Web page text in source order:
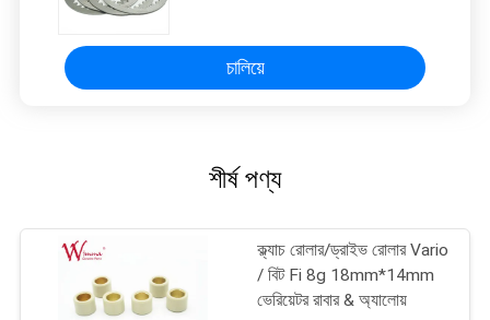
চালিয়ে
শীর্ষ পণ্য
ক্ল্যাচ রোলার/ড্রাইভ রোলার Vario
/ বিট Fi 8g 18mm*14mm
ভেরিয়েটর রাবার & অ্যালোয়